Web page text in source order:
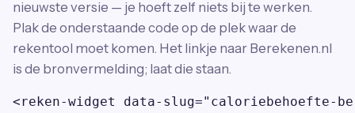
nieuwste versie — je hoeft zelf niets bij te werken.
Plak de onderstaande code op de plek waar de
rekentool moet komen. Het linkje naar Berekenen.nl
is de bronvermelding; laat die staan.
<reken-widget data-slug="caloriebehoefte-